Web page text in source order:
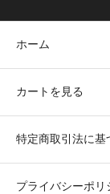
ホーム
カートを見る
特定商取引法に基
プライバシーポリ